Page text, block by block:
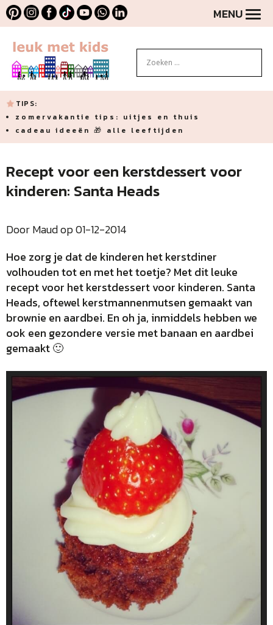
MENU
TIPS:
zomervakantie tips: uitjes en thuis
cadeau ideeën 🎁 alle leeftijden
Recept voor een kerstdessert voor
kinderen: Santa Heads
Door Maud op 01-12-2014
Hoe zorg je dat de kinderen het kerstdiner
volhouden tot en met het toetje? Met dit leuke
recept voor het kerstdessert voor kinderen. Santa
Heads, oftewel kerstmannenmutsen gemaakt van
brownie en aardbei. En oh ja, inmiddels hebben we
ook een gezondere versie met banaan en aardbei
gemaakt 🙂